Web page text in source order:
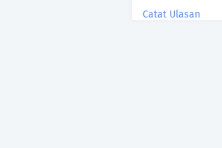
Catat Ulasan